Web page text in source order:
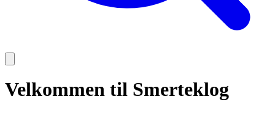
Velkommen til Smerteklog